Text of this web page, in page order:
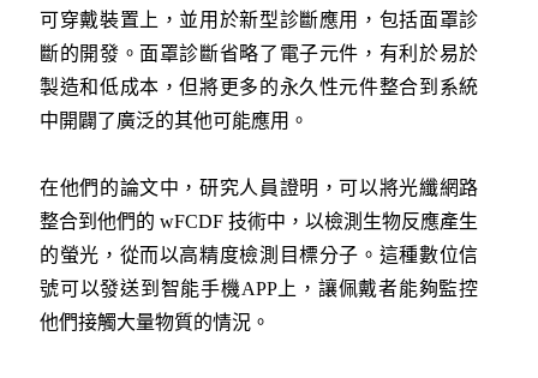
可穿戴裝置上，並用於新型診斷應用，包括面罩診
斷的開發。面罩診斷省略了電子元件，有利於易於
製造和低成本，但將更多的永久性元件整合到系統
中開闢了廣泛的其他可能應用。
在他們的論文中，研究人員證明，可以將光纖網路
整合到他們的 wFCDF 技術中，以檢測生物反應產生
的螢光，從而以高精度檢測目標分子。這種數位信
號可以發送到智能手機APP上，讓佩戴者能夠監控
他們接觸大量物質的情況。